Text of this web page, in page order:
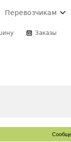
Перевозчикам
Заказы